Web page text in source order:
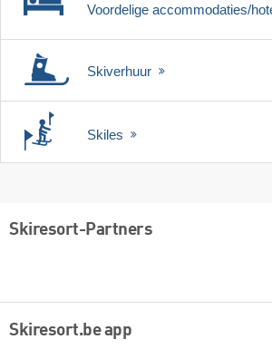
Voordelige accommodaties/
Skiverhuur
Skiles
Skiresort-Partners
Skiresort.be app